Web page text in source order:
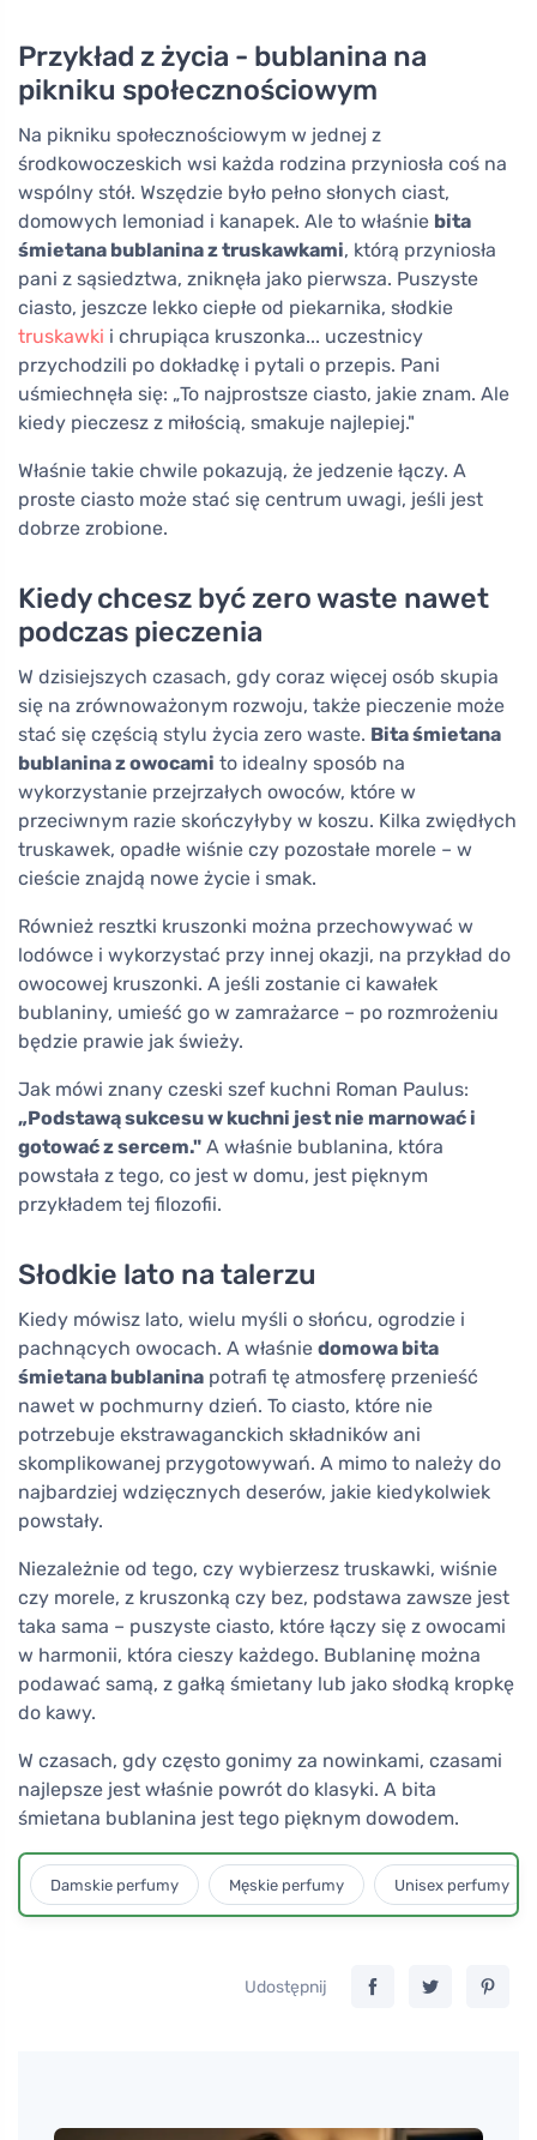
Przykład z życia - bublanina na
pikniku społecznościowym
Na pikniku społecznościowym w jednej z
środkowoczeskich wsi każda rodzina przyniosła coś na
wspólny stół. Wszędzie było pełno słonych ciast,
domowych lemoniad i kanapek. Ale to właśnie bita
śmietana bublanina z truskawkami, którą przyniosła
pani z sąsiedztwa, zniknęła jako pierwsza. Puszyste
ciasto, jeszcze lekko ciepłe od piekarnika, słodkie
truskawki i chrupiąca kruszonka... uczestnicy
przychodzili po dokładkę i pytali o przepis. Pani
uśmiechnęła się: „To najprostsze ciasto, jakie znam. Ale
kiedy pieczesz z miłością, smakuje najlepiej."
Właśnie takie chwile pokazują, że jedzenie łączy. A
proste ciasto może stać się centrum uwagi, jeśli jest
dobrze zrobione.
Kiedy chcesz być zero waste nawet
podczas pieczenia
W dzisiejszych czasach, gdy coraz więcej osób skupia
się na zrównoważonym rozwoju, także pieczenie może
stać się częścią stylu życia zero waste. Bita śmietana
bublanina z owocami to idealny sposób na
wykorzystanie przejrzałych owoców, które w
przeciwnym razie skończyłyby w koszu. Kilka zwiędłych
truskawek, opadłe wiśnie czy pozostałe morele – w
cieście znajdą nowe życie i smak.
Również resztki kruszonki można przechowywać w
lodówce i wykorzystać przy innej okazji, na przykład do
owocowej kruszonki. A jeśli zostanie ci kawałek
bublaniny, umieść go w zamrażarce – po rozmrożeniu
będzie prawie jak świeży.
Jak mówi znany czeski szef kuchni Roman Paulus:
„Podstawą sukcesu w kuchni jest nie marnować i
gotować z sercem." A właśnie bublanina, która
powstała z tego, co jest w domu, jest pięknym
przykładem tej filozofii.
Słodkie lato na talerzu
Kiedy mówisz lato, wielu myśli o słońcu, ogrodzie i
pachnących owocach. A właśnie domowa bita
śmietana bublanina potrafi tę atmosferę przenieść
nawet w pochmurny dzień. To ciasto, które nie
potrzebuje ekstrawaganckich składników ani
skomplikowanej przygotowywań. A mimo to należy do
najbardziej wdzięcznych deserów, jakie kiedykolwiek
powstały.
Niezależnie od tego, czy wybierzesz truskawki, wiśnie
czy morele, z kruszonką czy bez, podstawa zawsze jest
taka sama – puszyste ciasto, które łączy się z owocami
w harmonii, która cieszy każdego. Bublaninę można
podawać samą, z gałką śmietany lub jako słodką kropkę
do kawy.
W czasach, gdy często gonimy za nowinkami, czasami
najlepsze jest właśnie powrót do klasyki. A bita
śmietana bublanina jest tego pięknym dowodem.
Damskie perfumy Męskie perfumy Unisex perfumy
Udostępnij